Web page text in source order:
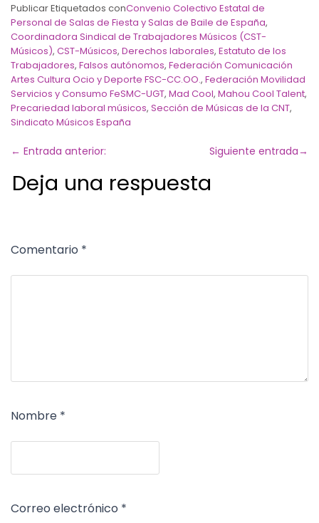
Publicar Etiquetados conConvenio Colectivo Estatal de
Personal de Salas de Fiesta y Salas de Baile de España,
Coordinadora Sindical de Trabajadores Músicos (CST-
Músicos),CST-Músicos,Derechos laborales,Estatuto de los
Trabajadores,Falsos autónomos,Federación Comunicación
Artes Cultura Ocio y Deporte FSC-CC.OO.,Federación Movilidad
Servicios y Consumo FeSMC-UGT,Mad Cool,Mahou Cool Talent,
Precariedad laboral músicos,Sección de Músicas de la CNT,
Sindicato Músicos España
← Entrada anterior: Siguiente entrada→
Deja una respuesta
Comentario *
Nombre *
Correo electrónico *